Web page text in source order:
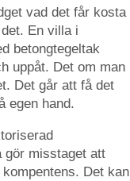
vad det får kosta
En villa i
betongtegeltak
uppåt. Det om man
Det går att få det
egen hand.
gör misstaget att
Det kan